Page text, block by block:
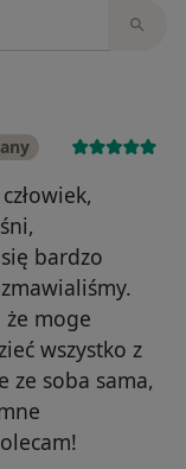
bardzo
że moge
wszystko z
ze soba sama,